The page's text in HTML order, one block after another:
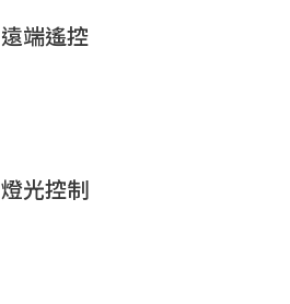
遠端遙控
燈光控制